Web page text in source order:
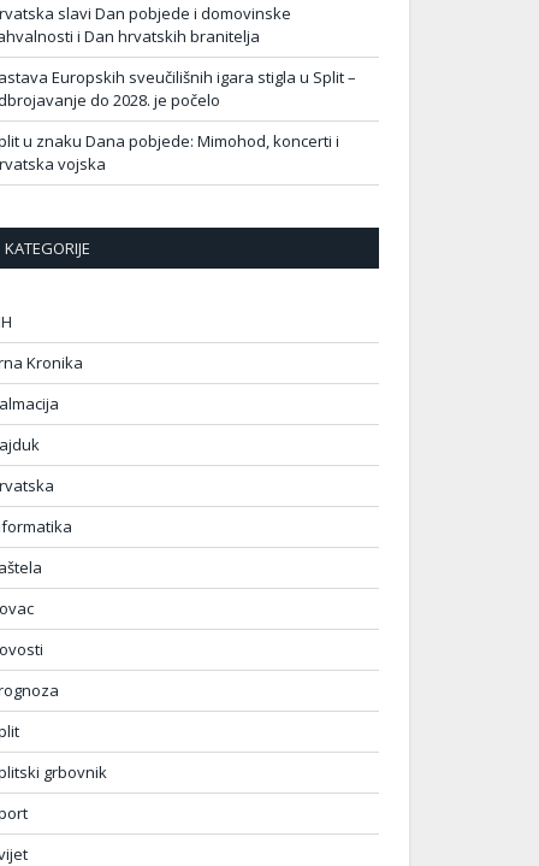
slavi Dan pobjede i domovinske
i Dan hrvatskih branitelja
Europskih sveučilišnih igara stigla u Split –
do 2028. je počelo
u znaku Dana pobjede: Mimohod, koncerti i
vojska
KATEGORIJE
Kronika
grbovnik